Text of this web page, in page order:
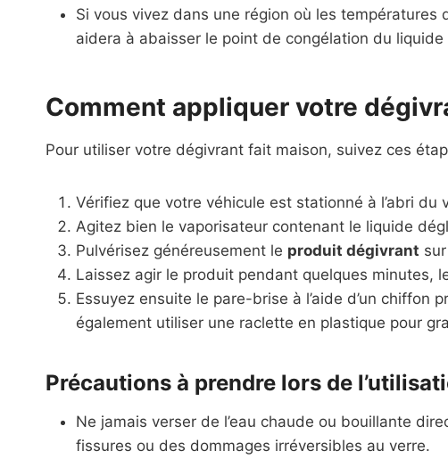
Si vous vivez dans une région où les
aidera à abaisser le point de congélation du
Comment appliquer votre
Pour utiliser votre dégivrant fait maison, suivez ces
Vérifiez que votre véhicule est stationné à l’abri
Agitez bien le vaporisateur contenant le liquide
Pulvérisez généreusement le produit dégivrant
Laissez agir le produit pendant quelques minutes,
Essuyez ensuite le pare-brise à l’aide d’un
également utiliser une raclette en plastique pour
Précautions à prendre lors de
Ne jamais verser de l’eau chaude ou bouillante
fissures ou des dommages irréversibles au verre.